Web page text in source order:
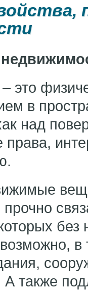
это
в
над
права,
прочно
без
в
А также